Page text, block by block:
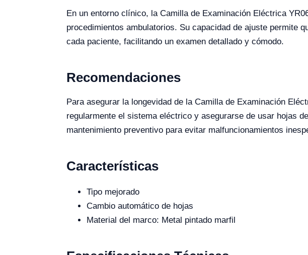
En un entorno clínico, la Camilla de Examinación Eléctrica
procedimientos ambulatorios. Su capacidad de ajuste permite
cada paciente, facilitando un examen detallado y cómodo.
Recomendaciones
Para asegurar la longevidad de la Camilla de Examinación
regularmente el sistema eléctrico y asegurarse de usar hojas
mantenimiento preventivo para evitar malfuncionamientos
Características
Tipo mejorado
Cambio automático de hojas
Material del marco: Metal pintado marfil